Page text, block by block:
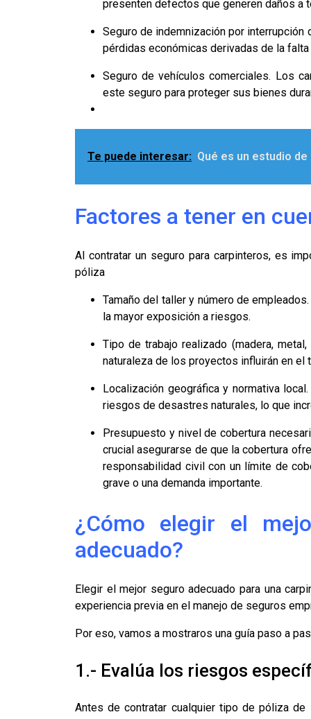
presenten defectos que generen daños a
Seguro de indemnización por
pérdidas económicas derivadas de la
Seguro de vehículos comerciales. Los
este seguro para proteger sus bienes
Te puede interesar: Qué es un estudio
Factores a tener en
Al contratar un seguro para carpinteros, es
póliza
Tamaño del taller y número de
la mayor exposición a riesgos.
Tipo de trabajo realizado (madera,
naturaleza de los proyectos influirán en el
Localización geográfica y normativa
riesgos de desastres naturales, lo que
Presupuesto y nivel de cobertura
crucial asegurarse de que la cobertura
responsabilidad civil con un límite de
grave o una demanda importante.
¿Cómo elegir el
adecuado?
Elegir el mejor seguro adecuado para una
experiencia previa en el manejo de seguros
Por eso, vamos a mostraros una guía paso a
1.- Evalúa los riesgos
Antes de contratar cualquier tipo de póliza